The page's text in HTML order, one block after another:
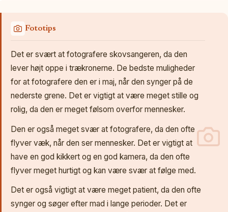
Fototips
Det er svært at fotografere skovsangeren, da den
lever højt oppe i trækronerne. De bedste muligheder
for at fotografere den er i maj, når den synger på de
nederste grene. Det er vigtigt at være meget stille og
rolig, da den er meget følsom overfor mennesker.
Den er også meget svær at fotografere, da den ofte
flyver væk, når den ser mennesker. Det er vigtigt at
have en god kikkert og en god kamera, da den ofte
flyver meget hurtigt og kan være svær at følge med.
Det er også vigtigt at være meget patient, da den ofte
synger og søger efter mad i lange perioder. Det er